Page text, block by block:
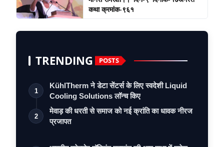
कथा क्रमांक-९६१
TRENDING POSTS
1
KühlTherm ने डेटा सेंटर्स के लिए स्वदेशी Liquid
Cooling Solutions लॉन्च किए
2
मेवाड़ की धरती से समाज को नई क्रांति का धावक नीरज
प्रजापत